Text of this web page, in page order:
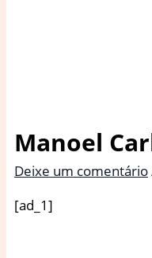
Manoel
Deixe um comentário
[ad_1]